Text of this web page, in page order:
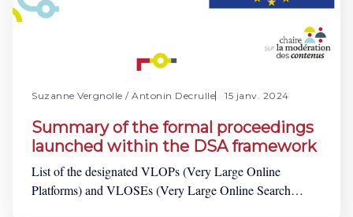
Suzanne Vergnolle / Antonin Decrulle 15 janv. 2024
Summary of the formal proceedings
launched within the DSA framework
List of the designated VLOPs (Very Large Online
Platforms) and VLOSEs (Very Large Online Search